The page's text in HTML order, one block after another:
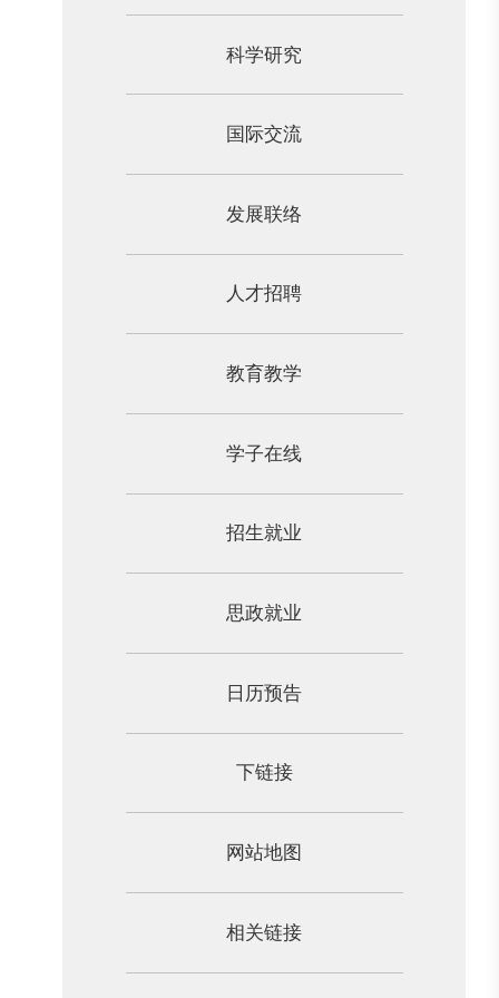
科学研究
国际交流
发展联络
人才招聘
教育教学
学子在线
招生就业
思政就业
日历预告
下链接
网站地图
相关链接